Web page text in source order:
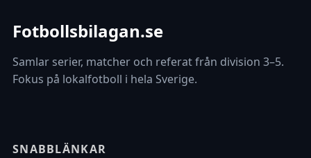
Fotbollsbilagan.se
Samlar serier, matcher och referat från division 3–5.
Fokus på lokalfotboll i hela Sverige.
SNABBLÄNKAR